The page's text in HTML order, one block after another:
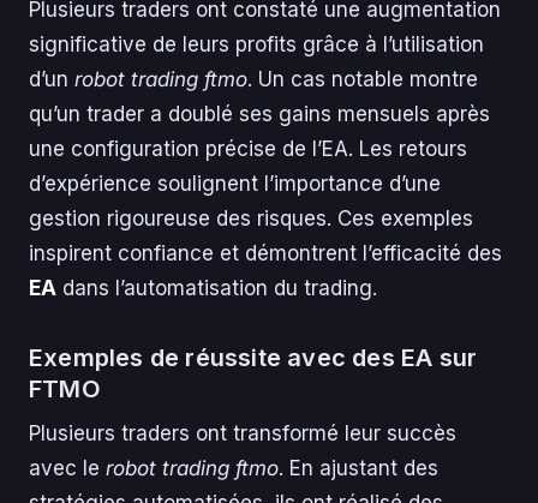
Plusieurs traders ont constaté une augmentation
significative de leurs profits grâce à l’utilisation
d’un robot trading ftmo. Un cas notable montre
qu’un trader a doublé ses gains mensuels après
une configuration précise de l’EA. Les retours
d’expérience soulignent l’importance d’une
gestion rigoureuse des risques. Ces exemples
inspirent confiance et démontrent l’efficacité des
EA dans l’automatisation du trading.
Exemples de réussite avec des EA sur
FTMO
Plusieurs traders ont transformé leur succès
avec le robot trading ftmo. En ajustant des